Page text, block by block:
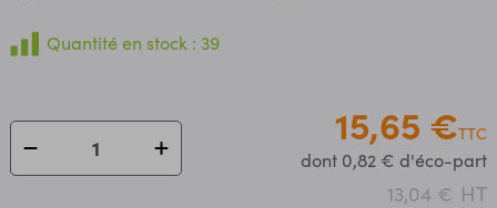
Quantité en stock : 39
15,65 €TTC
dont 0,82 € d'éco-part
13,04 € HT